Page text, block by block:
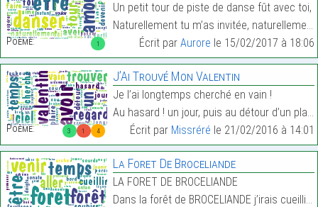
1
Poème:
Un petit tour de piste de danse fût avec toi,
Naturellement tu m’as invitée, naturellement j’ai …
Écrit par Aurore le 15/02/2017 à 18:06
3 1 4
Poème:
J’Ai Trouvé Mon Valentin
Je l’ai longtemps cherché en vain !
Au hasard ! un jour, puis au détour d’un plaisant …
Écrit par Missréré le 21/02/2016 à 14:01
La Foret De Broceliande
LA FORET DE BROCELIANDE
Dans la forêt de BROCELIANDE j’irais cueillir tes …